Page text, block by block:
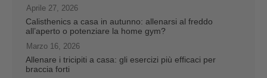
Aprile 27, 2026
Calisthenics a casa in autunno: allenarsi al freddo
all’aperto o potenziare la home gym?
Marzo 16, 2026
Allenare i tricipiti a casa: gli esercizi più efficaci per
braccia forti